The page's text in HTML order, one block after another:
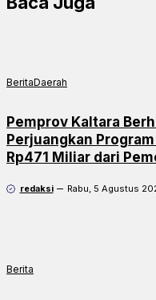
BeritaDaerah
Pemprov Kaltara
Perjuangkan
Rp471 Miliar dari
redaksi Rabu, 5 Agustus
Berita